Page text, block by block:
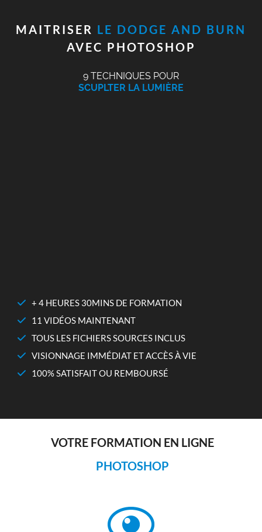
MAITRISER LE DODGE AND BURN
AVEC PHOTOSHOP
9 TECHNIQUES POUR
SCUPLTER LA LUMIÈRE
+ 4 HEURES 30MINS DE FORMATION
11 VIDÉOS MAINTENANT
TOUS LES FICHIERS SOURCES INCLUS
VISIONNAGE IMMÉDIAT ET ACCÈS À VIE
100% SATISFAIT OU REMBOURSÉ
VOTRE FORMATION EN LIGNE
PHOTOSHOP